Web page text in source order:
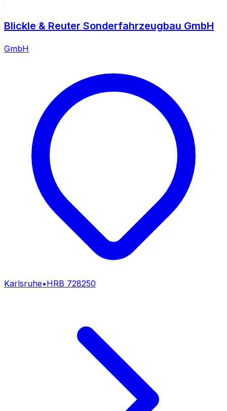
Blickle & Reuter Sonderfahrzeugbau GmbH
GmbH
Karlsruhe•HRB 728250